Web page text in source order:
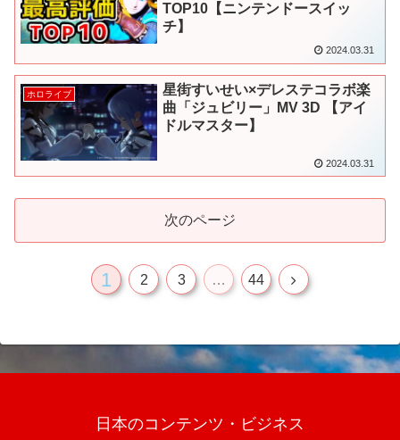
TOP10【ニンテンドースイッ
チ】
2024.03.31
ホロライブ
星街すいせい×デレステコラボ楽
曲「ジュビリー」MV 3D 【アイ
ドルマスター】
2024.03.31
次のページ
1 2 3 … 44
次
日本のコンテンツ・ビジネス